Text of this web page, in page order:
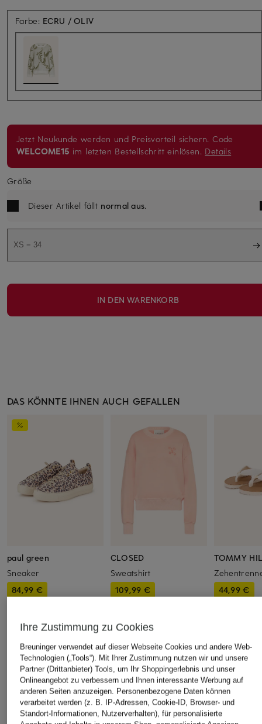
Farbe: ECRU / OLIV
Jetzt Neukunde werden und Preisvorteil sichern. Code
WELCOME15 im letzten Bestellschritt einlösen. Details
Größe
Dieser Artikel fällt normal aus.
XS = 34
IN DEN WARENKORB
DAS KÖNNTE IHNEN AUCH GEFALLEN
paul green
Sneaker
84,99 €
CLOSED
Sweatshirt
109,99 €
TOMMY
44,99 €
ÄHNLICHE ARTIKEL ENTDECKEN
Ihre Zustimmung zu Cookies
Breuninger verwendet auf dieser Webseite Cookies und andere Web-
Technologien („Tools“). Mit Ihrer Zustimmung nutzen wir und unsere
Partner (Drittanbieter) Tools, um Ihr Shoppingerlebnis und unser
Onlineangebot zu verbessern und Ihnen interessante Werbung auf
anderen Seiten anzuzeigen. Personenbezogene Daten können
verarbeitet werden (z. B. IP-Adressen, Cookie-ID, Browser- und
Standort-Informationen, Nutzerverhalten), für personalisierte